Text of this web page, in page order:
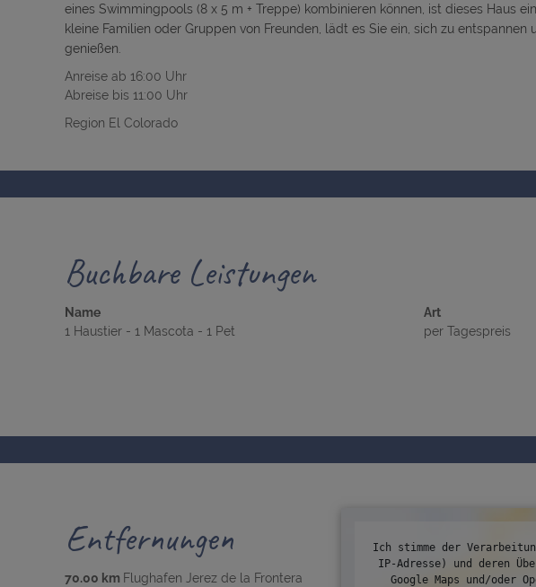
eines Swimmingpools (8 x 5 m + Treppe) kombinieren können, ist dieses Haus
kleine Familien oder Gruppen von Freunden, lädt es Sie ein, sich zu entspannen
genießen.
Anreise ab 16:00 Uhr
Abreise bis 11:00 Uhr
Region El Colorado
Buchbare Leistungen
Name
1 Haustier - 1 Mascota - 1 Pet
Art
per Tagespreis
Entfernungen
70.00 km Flughafen Jerez de la Frontera
Ich stimme der
IP-Adresse) und deren
Google Maps und/oder